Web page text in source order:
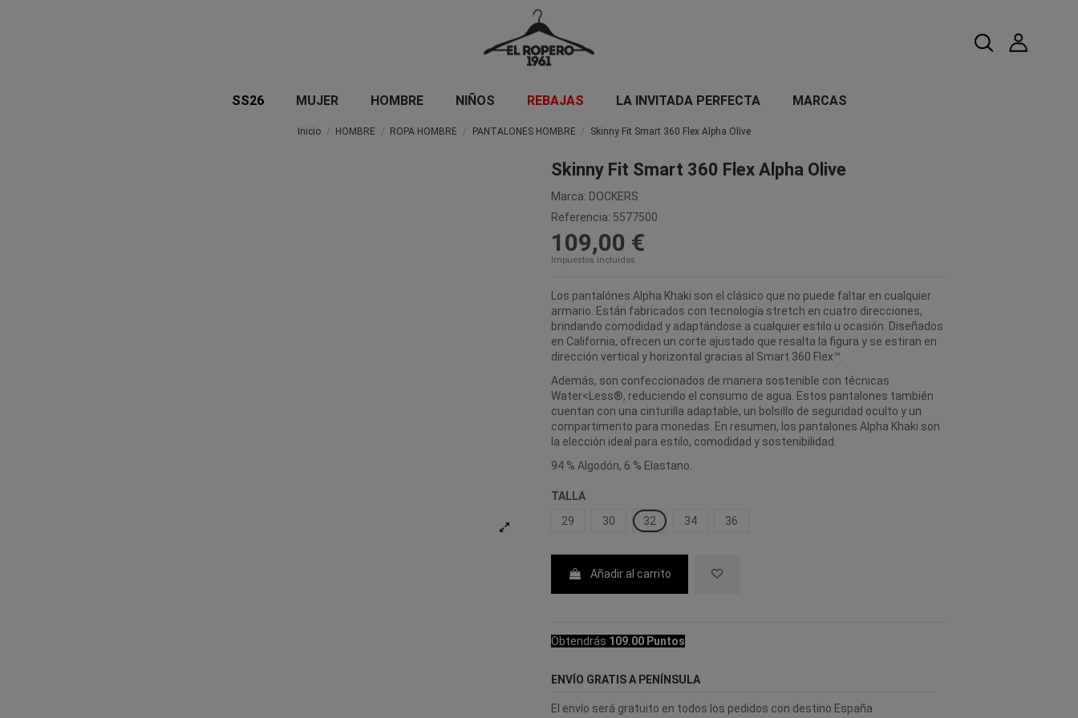
SS26 MUJER HOMBRE NIÑOS REBAJAS LA INVITADA PERFECTA MARCAS
Inicio HOMBRE ROPA HOMBRE PANTALONES HOMBRE Skinny Fit Smart 360 Flex Alpha Olive
Skinny Fit Smart 360 Flex Alpha Olive
Marca: DOCKERS
Referencia: 5577500
109,00 €
Impuestos incluidos
Los pantalónes Alpha Khaki son el clásico que no puede faltar en cualquier
armario. Están fabricados con tecnología stretch en cuatro direcciones,
brindando comodidad y adaptándose a cualquier estilo u ocasión. Diseñados
en California, ofrecen un corte ajustado que resalta la figura y se estiran en
dirección vertical y horizontal gracias al Smart 360 Flex™.
Además, son confeccionados de manera sostenible con técnicas
Water<Less®, reduciendo el consumo de agua. Estos pantalones también
cuentan con una cinturilla adaptable, un bolsillo de seguridad oculto y un
compartimento para monedas. En resumen, los pantalones Alpha Khaki son
la elección ideal para estilo, comodidad y sostenibilidad.
94 % Algodón, 6 % Elastano.
TALLA
29
30 32 34 36
Añadir al carrito
Obtendrás 109.00 Puntos
ENVÍO GRATIS A PENÍNSULA
El envío será gratuito en todos los pedidos con destino España